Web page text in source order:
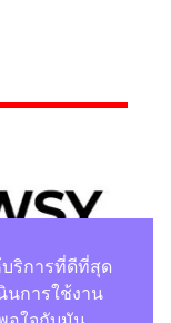
บริการที่ดีที่สุด
นการใช้งาน